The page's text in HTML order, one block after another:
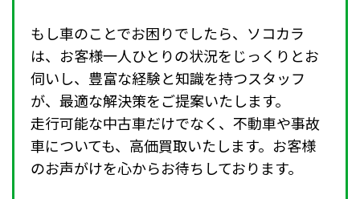
もし車のことでお困りでしたら、ソコカラ
は、お客様一人ひとりの状況をじっくりとお
伺いし、豊富な経験と知識を持つスタッフ
が、最適な解決策をご提案いたします。
走行可能な中古車だけでなく、不動車や事故
車についても、高価買取いたします。お客様
のお声がけを心からお待ちしております。